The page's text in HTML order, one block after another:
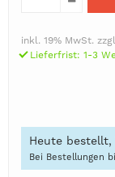
inkl. 19% MwSt.
Lieferfrist: 1-3
Heute bestellt,
Bei Bestellungen